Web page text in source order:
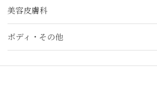
美容皮膚科
ボディ・その他